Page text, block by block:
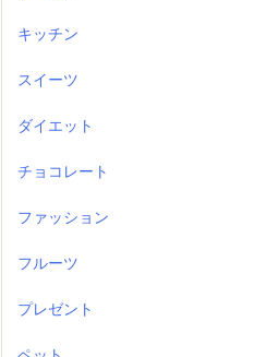
キッチン
スイーツ
ダイエット
チョコレート
ファッション
フルーツ
プレゼント